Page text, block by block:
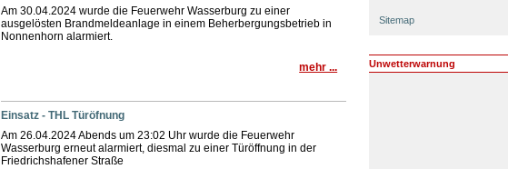
Am 30.04.2024 wurde die Feuerwehr Wasserburg zu einer
ausgelösten Brandmeldeanlage in einem Beherbergungsbetrieb in
Nonnenhorn alarmiert.
mehr ...
Einsatz - THL Türöfnung
Am 26.04.2024 Abends um 23:02 Uhr wurde die Feuerwehr
Wasserburg erneut alarmiert, diesmal zu einer Türöffnung in der
Friedrichshafener Straße
Sitemap
Unwetterwarnung